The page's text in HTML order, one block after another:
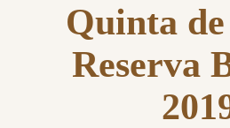
Quinta
Reserva